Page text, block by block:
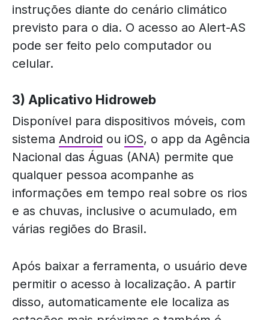
instruções diante do cenário climático
previsto para o dia. O acesso ao Alert-AS
pode ser feito pelo computador ou
celular.
3) Aplicativo Hidroweb
Disponível para dispositivos móveis, com
sistema Android ou iOS, o app da Agência
Nacional das Águas (ANA) permite que
qualquer pessoa acompanhe as
informações em tempo real sobre os rios
e as chuvas, inclusive o acumulado, em
várias regiões do Brasil.
Após baixar a ferramenta, o usuário deve
permitir o acesso à localização. A partir
disso, automaticamente ele localiza as